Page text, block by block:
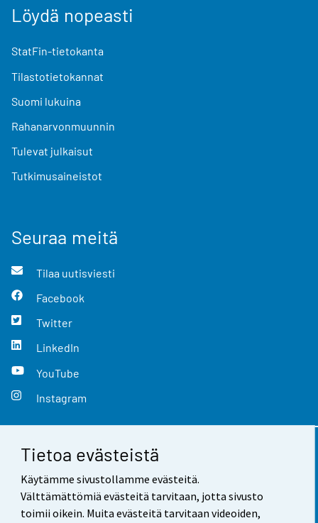
Tietoa evästeistä
Käytämme sivustollamme evästeitä.
Välttämättömiä evästeitä tarvitaan, jotta sivusto
toimii oikein. Muita evästeitä tarvitaan videoiden,
Löydä nopeasti
StatFin-tietokanta
Tilastotietokannat
Suomi lukuina
Rahanarvonmuunnin
Tulevat julkaisut
Tutkimusaineistot
Seuraa meitä
Tilaa uutisviesti
Facebook
Twitter
LinkedIn
YouTube
Instagram
Yhteystiedot
Palaute
Käyttöehdot